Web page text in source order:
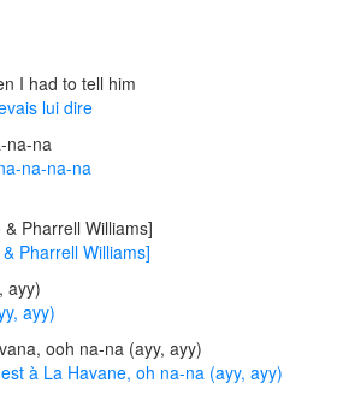
I had to tell him
lui dire
na-na
na-na-na
Pharrell Williams]
Pharrell Williams]
ayy)
ayy)
ooh na-na (ayy, ayy)
à La Havane, oh na-na (ayy, ayy)